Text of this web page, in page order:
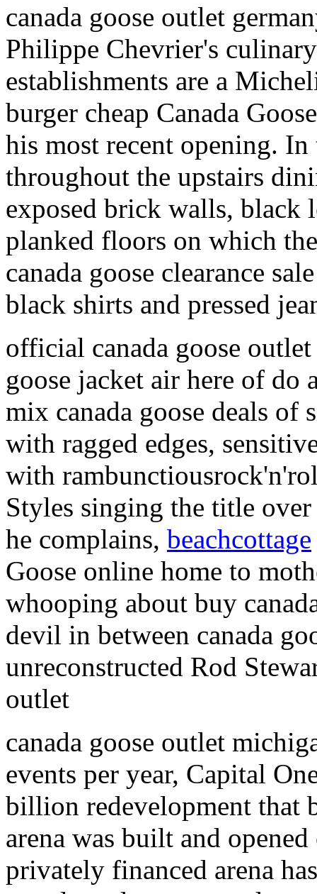
canada goose outlet
Philippe Chevrier's
establishments are a
burger cheap Canada
his most recent opening.
throughout the upstairs
exposed brick walls, black
planked floors on which
canada goose clearance
black shirts and pressed
official canada goose
goose jacket air here of do
mix canada goose deals
with ragged edges,
with
Styles singing the title
he complains, beachcottage
Goose online home to
whooping about buy
devil in between canada
unreconstructed Rod
outlet
canada goose outlet
events per year, Capital
billion redevelopment that
arena was built and
privately financed arena